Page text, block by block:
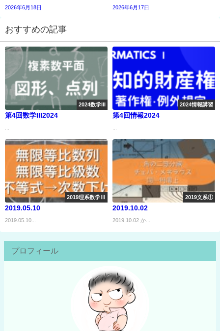
2026年6月18日 2026年6月17日
おすすめの記事
2024数学III
第4回数学III2024
2024情報講習
第4回情報2024
2019理系数学Ⅲ
2019.05.10
2019.05.10...
2019文系①
2019.10.02
2019.10.02 か...
プロフィール